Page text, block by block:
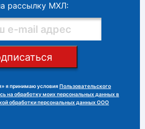
рассылку МХЛ:
я принимаю условия Пользовательского
на обработку моих персональных данных в
обработки персональных данных ООО